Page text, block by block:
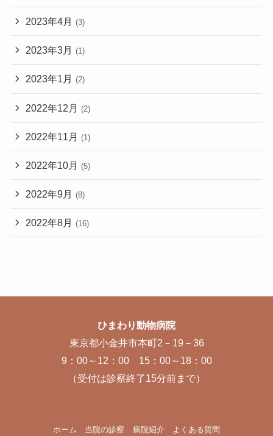
2023年4月 (3)
2023年3月 (1)
2023年1月 (2)
2022年12月 (2)
2022年11月 (1)
2022年10月 (5)
2022年9月 (8)
2022年8月 (16)
ひまわり動物病院
東京都小金井市本町2－19－36
9：00～12：00 15：00～18：00
（受付は診察終了15分前まで）
ホーム 当院の診察 病院紹介 よくある質問